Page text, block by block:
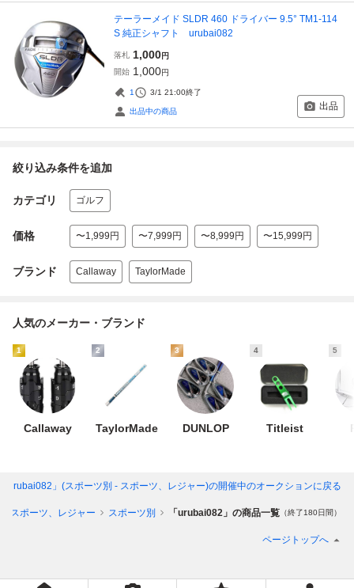
テーラーメイド SLDR 460 ドライバー 9.5° TM1-114
S 純正シャフト urubai082
落札 1,000円
開始 1,000円
1 3/1 21:00終了
出品中の商品 出品
絞り込み条件を追加
カテゴリ ゴルフ
価格 〜1,999円 〜7,999円 〜8,999円 〜15,999円
ブランド Callaway TaylorMade
人気のメーカー・ブランド
1
Callaway
2
TaylorMade
3
DUNLOP
4
Titleist
5
urubai082」(スポーツ別 - スポーツ、レジャー)の開催中のオークションに戻る
スポーツ、レジャー スポーツ別 「urubai082」の商品一覧 （終了180日間）
ページトップへ